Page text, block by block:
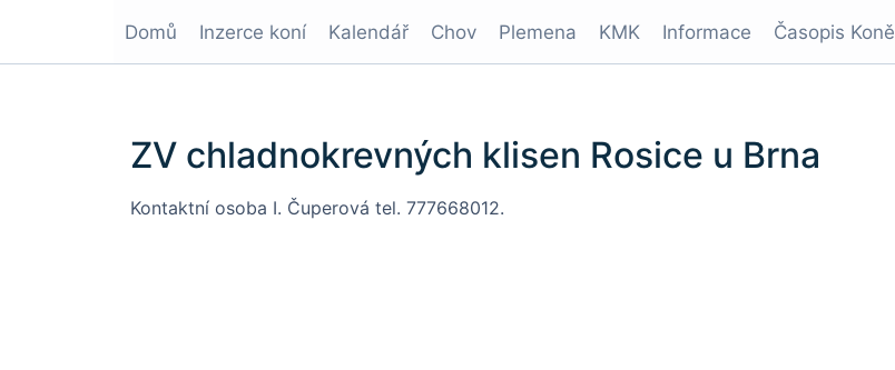
Domů Inzerce koní Kalendář Chov Plemena KMK Informace Časopis Koně
ZV chladnokrevných klisen Rosice u Brna
Kontaktní osoba I. Čuperová tel. 777668012.